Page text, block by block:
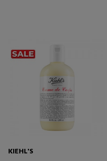
KIEHL'S